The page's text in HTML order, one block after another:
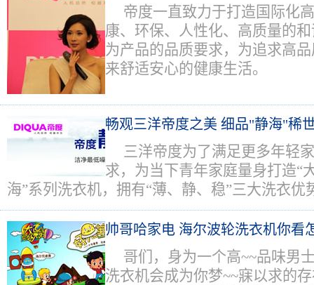
帝度一直致力于打造国际化
康、环保、人性化、高质量的
为产品的品质要求，为追求高
来舒适安心的健康生活。
畅观三洋帝度之美 细品"静海"稀
三洋帝度为了满足更多年轻
求，为当下青年家庭量身打造“
海”系列洗衣机，拥有“薄、静、稳”三大洗衣优
帅哥哈家电 海尔波轮洗衣机你看
哥们，身为一个高~~品味男
洗衣机会成为你梦~~寐以求的